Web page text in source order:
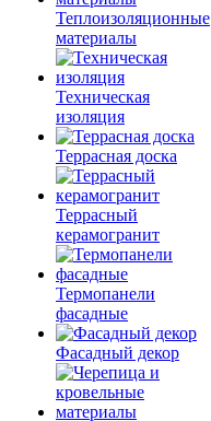
Теплоизоляционные
материалы
Техническая
изоляция
Террасная доска
Террасный
керамогранит
Термопанели
фасадные
Фасадный декор